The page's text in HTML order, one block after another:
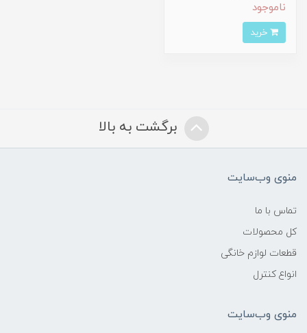
ناموجود
برگشت به بالا
منوی وب‌سایت
تماس با ما
کل محصولات
قطعات لوازم خانگی
انواع کنترل
منوی وب‌سایت